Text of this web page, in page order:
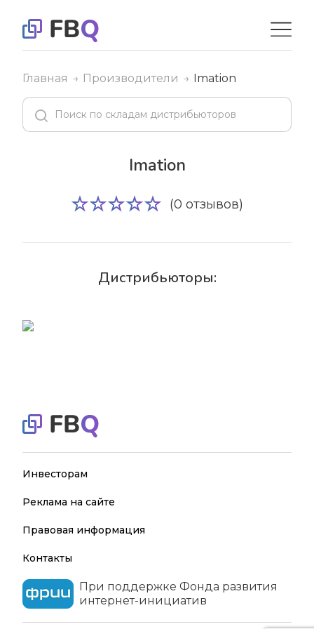
Главная Производители Imation
Imation
(0 отзывов)
Дистрибьюторы:
При поддержке Фонда развития
интернет-инициатив
Инвесторам
Реклама на сайте
Правовая информация
Контакты